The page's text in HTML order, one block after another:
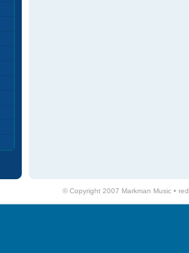
© Copyright 2007 Markman Music •